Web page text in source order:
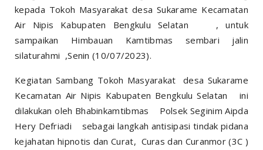
kepada Tokoh Masyarakat desa Sukarame Kecamatan
Air Nipis Kabupaten Bengkulu Selatan , untuk
sampaikan Himbauan Kamtibmas sembari jalin
silaturahmi ,Senin (10/07/2023).
Kegiatan Sambang Tokoh Masyarakat desa Sukarame
Kecamatan Air Nipis Kabupaten Bengkulu Selatan ini
dilakukan oleh Bhabinkamtibmas Polsek Seginim Aipda
Hery Defriadi sebagai langkah antisipasi tindak pidana
kejahatan hipnotis dan Curat, Curas dan Curanmor (3C )